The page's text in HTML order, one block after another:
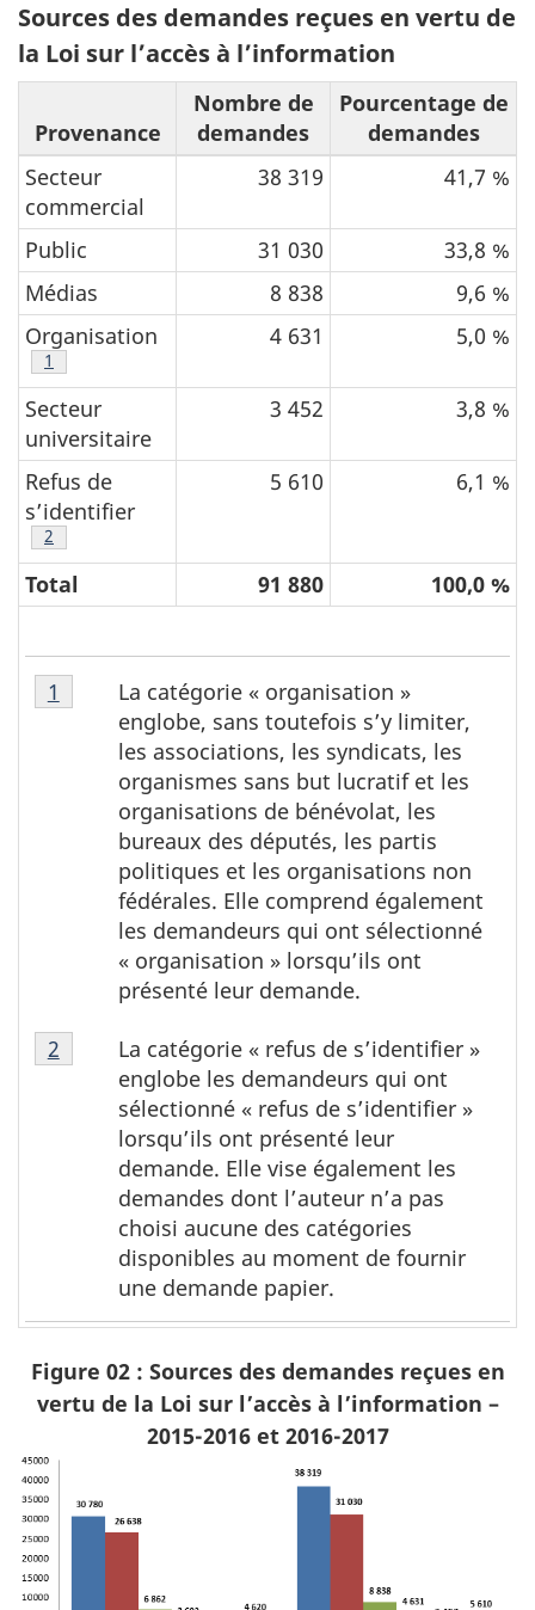
2
,
o
t
e
s
Sources des demandes reçues en vertu de
la Loi sur l’accès à l’information
Provenance
Nombre de
demandes
Pourcentage de
demandes
Secteur
commercial
38 319 41,7 %
Public 31 030
33,8 %
Médias
8 838
9,6 %
Organisation
Voir tableau 3, note
1
4 631 5,0 %
Secteur
universitaire
3 452 3,8 %
Refus de
s’identifier
Voir tableau 3, note
2
5 610 6,1 %
Total 91 880 100,0 %
T
a
Tableau
3,
La catégorie « organisation »
englobe, sans toutefois s’y limiter,
les associations, les syndicats, les
organismes sans but lucratif et les
organisations de bénévolat, les
bureaux des députés, les partis
politiques et les organisations non
fédérales. Elle comprend également
les demandeurs qui ont sélectionné
« organisation » lorsqu’ils ont
présenté leur demande.
Retour à la référence du tableau 3 note
1
Tableau
3,
La catégorie « refus de s’identifier »
englobe les demandeurs qui ont
sélectionné « refus de s’identifier »
lorsqu’ils ont présenté leur
demande. Elle vise également les
demandes dont l’auteur n’a pas
choisi aucune des catégories
disponibles au moment de fournir
une demande papier.
Retour à la référence du tableau 3 note
2
Figure 02 : Sources des demandes reçues en
vertu de la Loi sur l’accès à l’information –
2015-2016 et 2016-2017